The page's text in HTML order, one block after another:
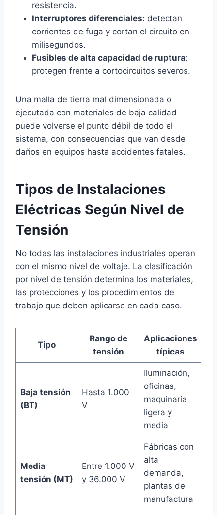
resistencia.
Interruptores diferenciales: detectan
corrientes de fuga y cortan el circuito en
milisegundos.
Fusibles de alta capacidad de ruptura:
protegen frente a cortocircuitos severos.
Una malla de tierra mal dimensionada o
ejecutada con materiales de baja calidad
puede volverse el punto débil de todo el
sistema, con consecuencias que van desde
daños en equipos hasta accidentes fatales.
Tipos de Instalaciones
Eléctricas Según Nivel de
Tensión
No todas las instalaciones industriales operan
con el mismo nivel de voltaje. La clasificación
por nivel de tensión determina los materiales,
las protecciones y los procedimientos de
trabajo que deben aplicarse en cada caso.
Tipo
Rango de
tensión
Aplicaciones
típicas
Baja tensión
(BT)
Hasta 1.000
V
Iluminación,
oficinas,
maquinaria
ligera y
media
Media
tensión (MT)
Entre 1.000 V
y 36.000 V
Fábricas con
alta
demanda,
plantas de
manufactura